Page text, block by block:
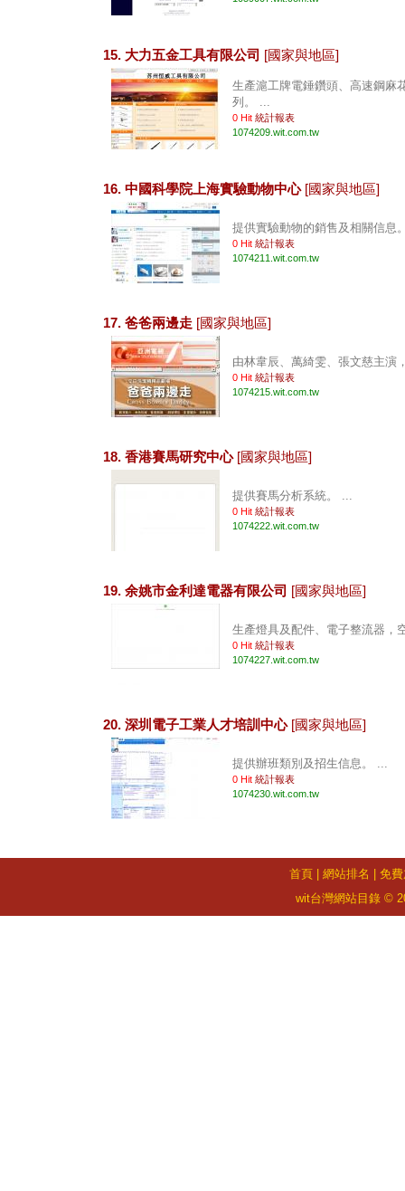
15. 大力五金工具有限公司 [國家與地區]
生產滬工牌電錘鑽頭、高速鋼麻
列。 ...
0 Hit 統計報表
1074209.wit.com.tw
16. 中國科學院上海實驗動物中心 [國家與地區]
提供實驗動物的銷售及相關信息
0 Hit 統計報表
1074211.wit.com.tw
17. 爸爸兩邊走 [國家與地區]
由林韋辰、萬綺雯、張文慈主演
0 Hit 統計報表
1074215.wit.com.tw
18. 香港賽馬研究中心 [國家與地區]
提供賽馬分析系統。 ...
0 Hit 統計報表
1074222.wit.com.tw
19. 余姚市金利達電器有限公司 [國家與地區]
生產燈具及配件、電子整流器，
0 Hit 統計報表
1074227.wit.com.tw
20. 深圳電子工業人才培訓中心 [國家與地區]
提供辦班類別及招生信息。 ...
0 Hit 統計報表
1074230.wit.com.tw
首頁| 網站排名
免
wit台灣網站目錄 ©